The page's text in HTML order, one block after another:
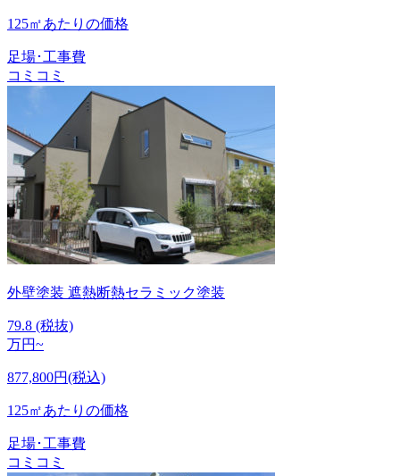
125㎡あたりの価格
足場･工事費
コミコミ
外壁塗装 遮熱断熱セラミック塗装
79.8 (税抜)
万円~
877,800円(税込)
125㎡あたりの価格
足場･工事費
コミコミ